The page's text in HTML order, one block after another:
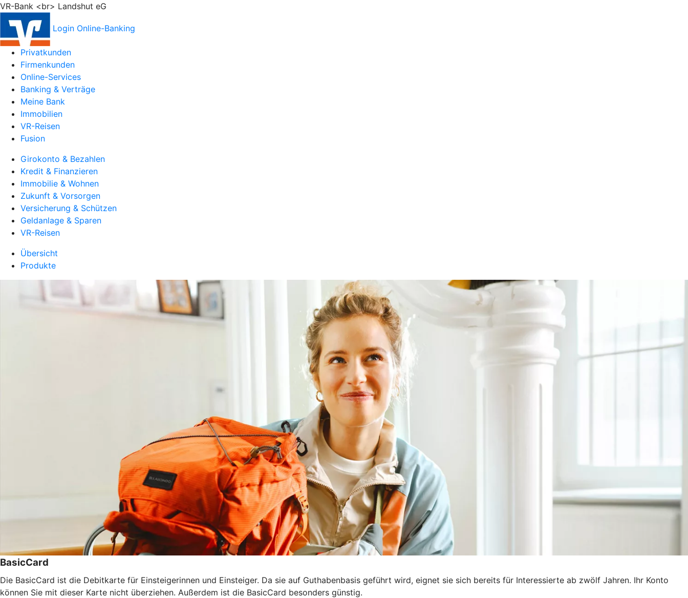
VR-Bank <br> Landshut eG
Login Online-Banking
Privatkunden
Firmenkunden
Online-Services
Banking & Verträge
Meine Bank
Immobilien
VR-Reisen
Fusion
Girokonto & Bezahlen
Kredit & Finanzieren
Immobilie & Wohnen
Zukunft & Vorsorgen
Versicherung & Schützen
Geldanlage & Sparen
VR-Reisen
Übersicht
Produkte
BasicCard
Die BasicCard ist die Debitkarte für Einsteigerinnen und Einsteiger. Da sie auf Guthabenbasis geführt wird, eignet sie sich bereits für Interessierte ab zwölf Jahren. Ihr Konto
können Sie mit dieser Karte nicht überziehen. Außerdem ist die BasicCard besonders günstig.